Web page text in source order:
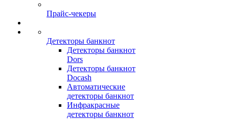
Прайс-чекеры
Детекторы банкнот
Детекторы банкнот
Dors
Детекторы банкнот
Docash
Автоматические
детекторы банкнот
Инфракрасные
детекторы банкнот